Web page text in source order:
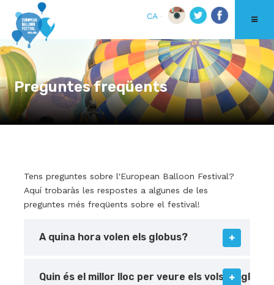
CA
Preguntes freqüents
Tens preguntes sobre l'European Balloon Festival?
Aquí trobaràs les respostes a algunes de les
preguntes més freqüents sobre el festival!
A quina hora volen els globus?
Quin és el millor lloc per veure els vols de